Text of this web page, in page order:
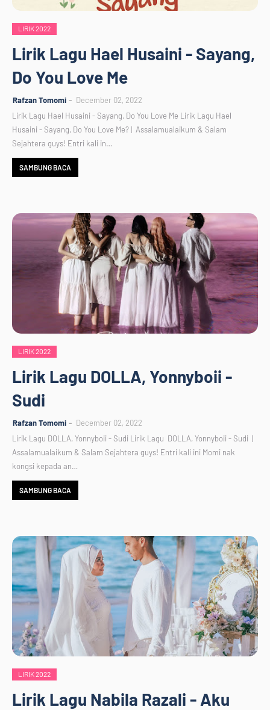
LIRIK 2022
Lirik Lagu Hael Husaini - Sayang,
Do You Love Me
Rafzan Tomomi
December 02, 2022
Lirik Lagu Hael Husaini - Sayang, Do You Love Me Lirik Lagu Hael
Husaini - Sayang, Do You Love Me? | Assalamualaikum & Salam
Sejahtera guys! Entri kali in…
SAMBUNG BACA
LIRIK 2022
Lirik Lagu DOLLA, Yonnyboii -
Sudi
Rafzan Tomomi
December 02, 2022
Lirik Lagu DOLLA, Yonnyboii - Sudi Lirik Lagu DOLLA, Yonnyboii - Sudi |
Assalamualaikum & Salam Sejahtera guys! Entri kali ini Momi nak
kongsi kepada an…
SAMBUNG BACA
LIRIK 2022
Lirik Lagu Nabila Razali - Aku